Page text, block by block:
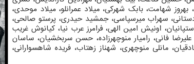
شهامت، بابک شهرکی، میلاد عمرانلو، میلاد موحدی،
سهراب میرسپاسی، جمشید حیدری، پرستو صالحی،
اونیش امین الهی، فرامرز عرب نیا، کیانوش غریب
فانی، رامیار منوچهرزاده، حسن سربخشیان، ساسان
مانلی منوچهری، شهناز زهتاب، فریده شاهسوارانی،